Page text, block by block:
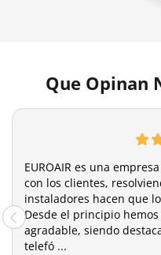
Que Opinan
EUROAIR es una
con los clientes,
instaladores hacen que
Desde el principio
agradable, siendo
telefó ...